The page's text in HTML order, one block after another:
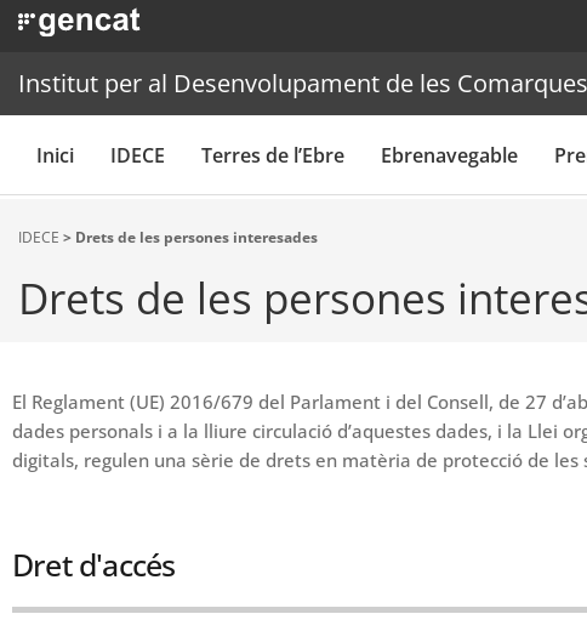
Institut per al Desenvolupament de les Comarques
Inici IDECE Terres de l’Ebre Ebrenavegable
IDECE > Drets de les persones interesades
Drets de les persones
El Reglament (UE) 2016/679 del Parlament i del Consell, de 27
dades personals i a la lliure circulació d’aquestes dades, i la Llei
digitals, regulen una sèrie de drets en matèria de protecció de les
Dret d'accés